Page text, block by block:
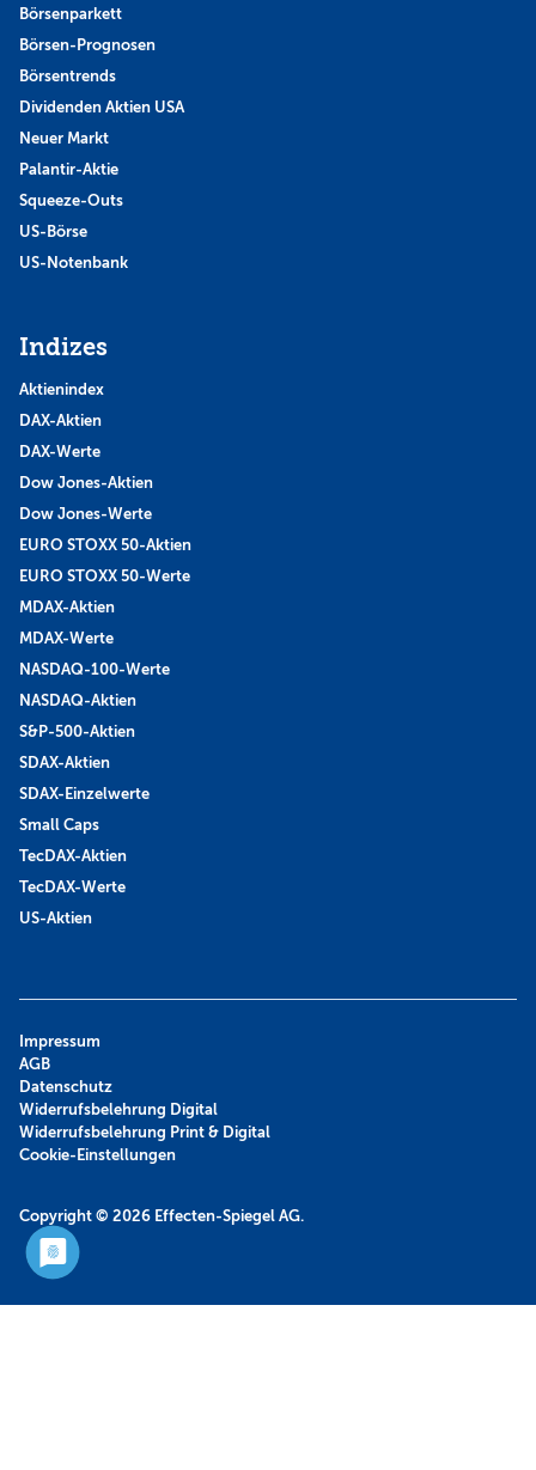
Börsenparkett
Börsen-Prognosen
Börsentrends
Dividenden Aktien USA
Neuer Markt
Palantir-Aktie
Squeeze-Outs
US-Börse
US-Notenbank
Indizes
Aktienindex
DAX-Aktien
DAX-Werte
Dow Jones-Aktien
Dow Jones-Werte
EURO STOXX 50-Aktien
EURO STOXX 50-Werte
MDAX-Aktien
MDAX-Werte
NASDAQ-100-Werte
NASDAQ-Aktien
S&P-500-Aktien
SDAX-Aktien
SDAX-Einzelwerte
Small Caps
TecDAX-Aktien
TecDAX-Werte
US-Aktien
Copyright © 2026 Effecten-Spiegel AG.
Impressum
AGB
Datenschutz
Widerrufsbelehrung Digital
Widerrufsbelehrung Print & Digital
Cookie-Einstellungen